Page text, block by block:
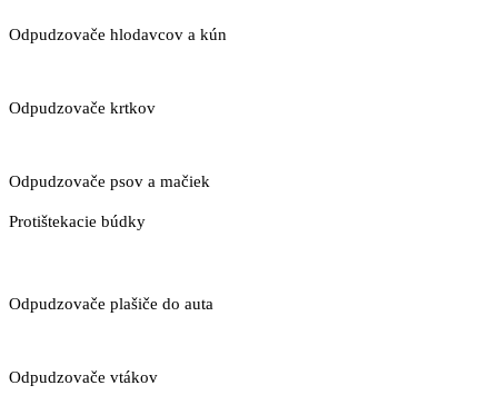
Odpudzovače hlodavcov a kún
Odpudzovače krtkov
Odpudzovače psov a mačiek
Protištekacie búdky
Odpudzovače plašiče do auta
Odpudzovače vtákov